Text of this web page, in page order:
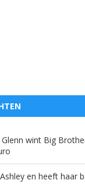
wint Big
en heeft haar